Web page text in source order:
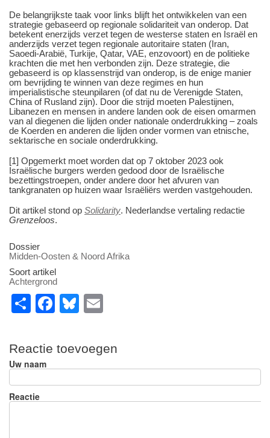
De belangrijkste taak voor links blijft het ontwikkelen van een
strategie gebaseerd op regionale solidariteit van onderop. Dat
betekent enerzijds verzet tegen de westerse staten en Israël en
anderzijds verzet tegen regionale autoritaire staten (Iran,
Saoedi-Arabië, Turkije, Qatar, VAE, enzovoort) en de politieke
krachten die met hen verbonden zijn. Deze strategie, die
gebaseerd is op klassenstrijd van onderop, is de enige manier
om bevrijding te winnen van deze regimes en hun
imperialistische steunpilaren (of dat nu de Verenigde Staten,
China of Rusland zijn). Door die strijd moeten Palestijnen,
Libanezen en mensen in andere landen ook de eisen omarmen
van al diegenen die lijden onder nationale onderdrukking ‒ zoals
de Koerden en anderen die lijden onder vormen van etnische,
sektarische en sociale onderdrukking.
[1] Opgemerkt moet worden dat op 7 oktober 2023 ook
Israëlische burgers werden gedood door de Israëlische
bezettingstroepen, onder andere door het afvuren van
tankgranaten op huizen waar Israëliërs werden vastgehouden.
Dit artikel stond op Solidarity. Nederlandse vertaling redactie
Grenzeloos.
Dossier
Midden-Oosten & Noord Afrika
Soort artikel
Achtergrond
S
ar
e
F
c
e
b
o
Bl
e
sk
y
ail
Reactie toevoegen
Uw naam
Reactie